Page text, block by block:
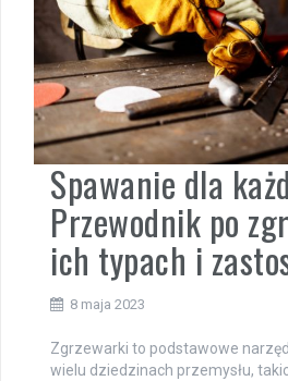
Spawanie dla
Przewodnik po
ich typach i
8 maja 2023
Zgrzewarki to podstawowe
wielu dziedzinach przemysłu,